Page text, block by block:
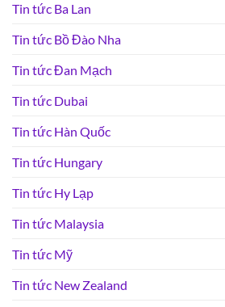
Tin tức Ba Lan
Tin tức Bồ Đào Nha
Tin tức Đan Mạch
Tin tức Dubai
Tin tức Hàn Quốc
Tin tức Hungary
Tin tức Hy Lạp
Tin tức Malaysia
Tin tức Mỹ
Tin tức New Zealand